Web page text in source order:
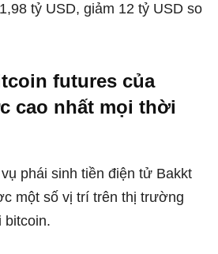
tỷ USD, giảm 12 tỷ USD so
futures của
cao nhất mọi thời
phái sinh tiền điện tử Bakkt
một số vị trí trên thị trường
bitcoin.